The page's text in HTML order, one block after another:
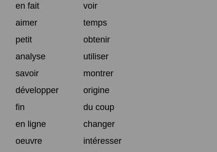
en fait
voir
aimer
temps
petit
obtenir
analyse
utiliser
savoir
montrer
développer
origine
fin
du coup
en ligne
changer
oeuvre
intéresser